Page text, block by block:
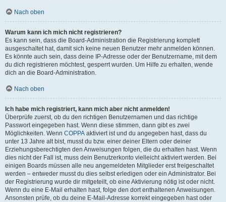
Nach oben
Warum kann ich mich nicht registrieren?
Es kann sein, dass die Board-Administration die Registrierung komplett
ausgeschaltet hat, damit sich keine neuen Benutzer mehr anmelden können.
Es könnte auch sein, dass deine IP-Adresse oder der Benutzername, mit dem
du dich registrieren möchtest, gesperrt wurden. Um Hilfe zu erhalten, wende
dich an die Board-Administration.
Nach oben
Ich habe mich registriert, kann mich aber nicht anmelden!
Überprüfe zuerst, ob du den richtigen Benutzernamen und das richtige
Passwort eingegeben hast. Wenn diese stimmen, dann gibt es zwei
Möglichkeiten. Wenn COPPA aktiviert ist und du angegeben hast, dass du
unter 13 Jahre alt bist, musst du bzw. einer deiner Eltern oder deiner
Erziehungsberechtigten den Anweisungen folgen, die du erhalten hast. Wenn
dies nicht der Fall ist, muss dein Benutzerkonto vielleicht aktiviert werden. Bei
einigen Boards müssen alle neu angemeldeten Mitglieder erst freigeschaltet
werden – entweder musst du dies selbst erledigen oder ein Administrator. Bei
der Registrierung wurde dir mitgeteilt, ob eine Aktivierung nötig ist oder nicht.
Wenn du eine E-Mail erhalten hast, folge den dort enthaltenen Anweisungen.
Ansonsten prüfe, ob du deine E-Mail-Adresse korrekt eingegeben hast oder